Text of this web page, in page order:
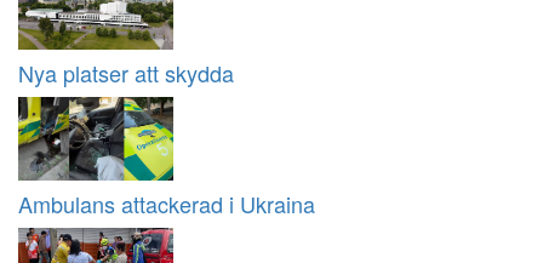
Nya platser att skydda
Ambulans attackerad i Ukraina